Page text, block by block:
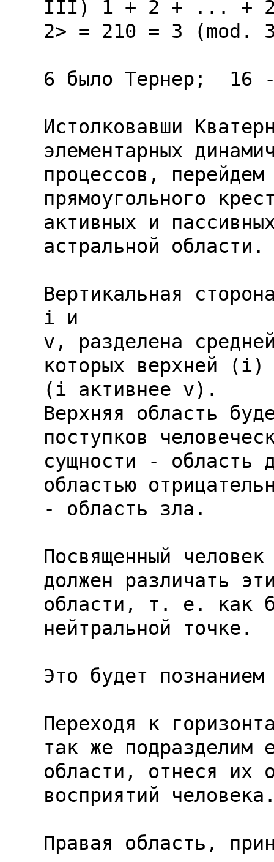
III) 1 + 2 + ... +
2> = 210 = 3 (mod.
6 было Тернер;
Истолковавши
элементарных
процессов,
прямоугольного
активных и
астральной области.
i
v , разделена
которых верхней (i)
(i активнее v).
Верхняя область
поступков
сущности - область
областью
- область зла.
Посвященный
должен различать
области, т. е. как
нейтральной точке.
Это будет
Переходя к
так же подразделим
области, отнеся их
восприятий
Правая область,